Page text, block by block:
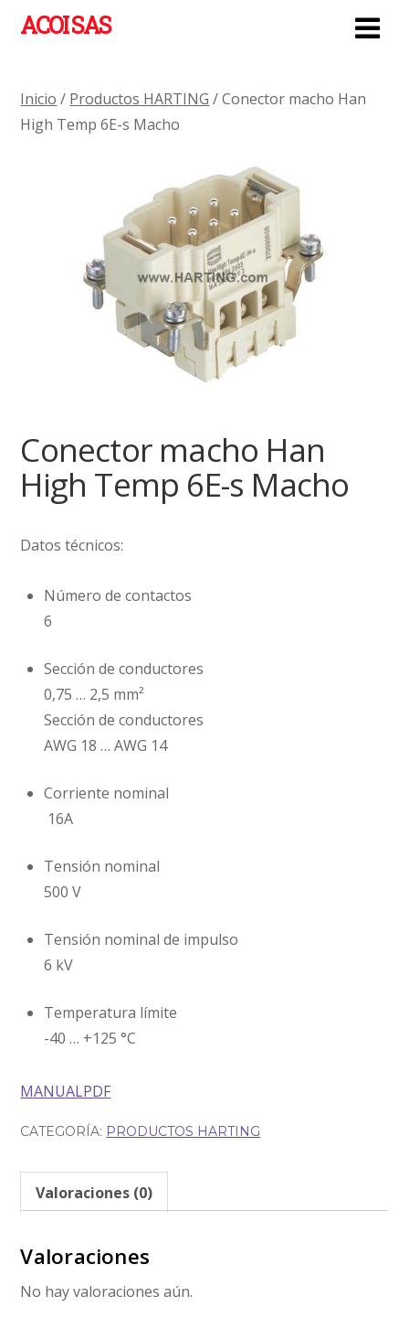
ACOI SAS
Inicio / Productos HARTING / Conector macho Han
High Temp 6E-s Macho
Conector macho Han
High Temp 6E-s Macho
Datos técnicos:
Número de contactos
6
Sección de conductores
0,75 … 2,5 mm²
Sección de conductores
AWG 18 … AWG 14
Corriente nominal
‌ 16A
Tensión nominal
500 V
Tensión nominal de impulso
6 kV
Temperatura límite
-40 … +125 °C
MANUALPDF
CATEGORÍA: PRODUCTOS HARTING
Valoraciones (0)
Valoraciones
No hay valoraciones aún.